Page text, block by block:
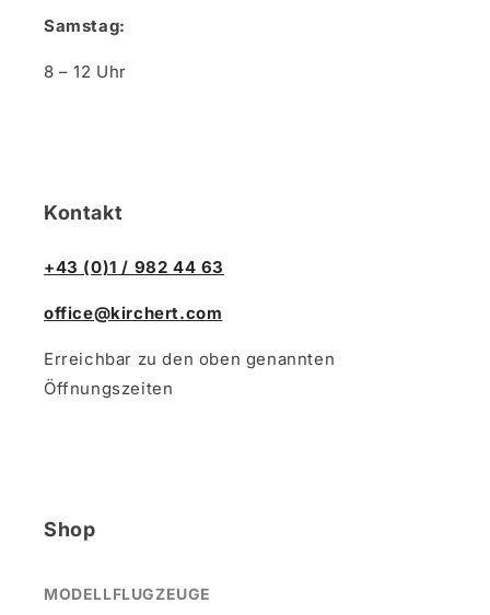
Samstag:
8 – 12 Uhr
Kontakt
+43 (0)1 / 982 44 63
office@kirchert.com
Erreichbar zu den oben genannten
Öffnungszeiten
Shop
MODELLFLUGZEUGE